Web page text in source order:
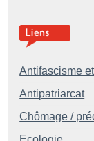
Antifascisme
Antipatriarcat
Chômage /